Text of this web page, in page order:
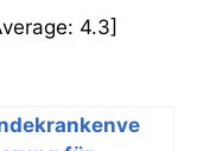
4.3]